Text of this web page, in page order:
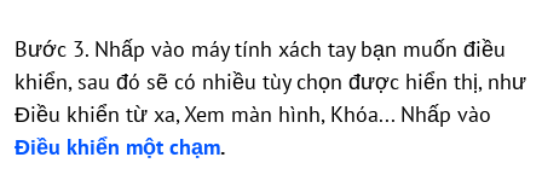
Bước 3. Nhấp vào máy tính xách tay bạn muốn điều
khiển, sau đó sẽ có nhiều tùy chọn được hiển thị, như
Điều khiển từ xa, Xem màn hình, Khóa... Nhấp vào
Điều khiển một chạm.